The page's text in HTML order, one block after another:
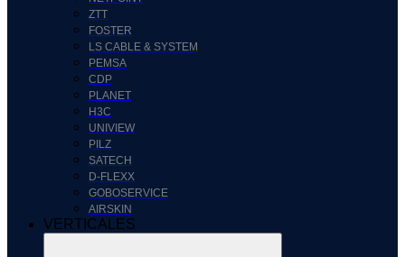
ZTT
FOSTER
LS CABLE & SYSTEM
PEMSA
CDP
PLANET
H3C
UNIVIEW
PILZ
SATECH
D-FLEXX
GOBOSERVICE
AIRSKIN
VERTICALES